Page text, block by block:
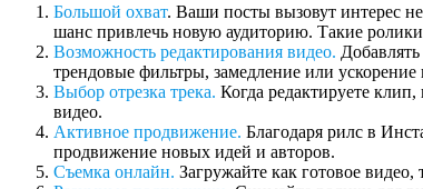
Большой охват. Ваши посты вызовут интерес
шанс привлечь новую аудиторию. Такие
Возможность редактирования видео.
трендовые фильтры, замедление или ускорение
Выбор отрезка трека. Когда редактируете
видео.
Активное продвижение. Благодаря рилс в
продвижение новых идей и авторов.
Съемка онлайн. Загружайте как готовое